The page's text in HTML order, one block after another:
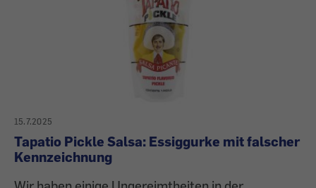
15.7.2025
Tapatio Pickle Salsa: Essiggurke mit falscher
Kennzeichnung